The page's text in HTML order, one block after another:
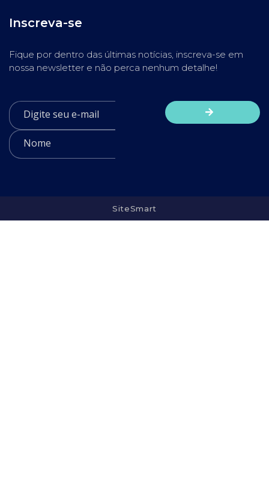
Inscreva-se
Fique por dentro das últimas notícias, inscreva-se em
nossa newsletter e não perca nenhum detalhe!
SiteSmart